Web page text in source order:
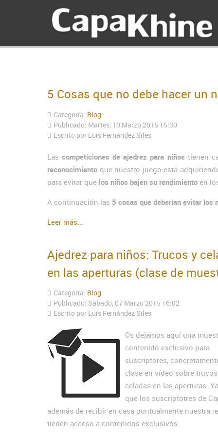
5 Cosas que no debe hacer un
Categoría: Blog
Publicado: Martes, 10 Marzo 2015 15:30
Escrito por Luís Fernández Siles
Lascompeticiones de ajedrez para niños tienen
reconocimiento que nuestro juego está
para evitar que los niños bajen su rendimiento en
A continuación las 5 cosas que deberían evitar los
Leer más...
Ajedrez para niños: Trucos y
en las aperturas (clase de
Categoría: Blog
Publicado: Sábado, 07 Marzo 2015 16:02
Escrito por Luís Fernández Siles
Os dejamos aquí una
contenido exclusivo para
suscriptores,
clase en vídeo sobre
celadas en las aperturas.
que los suscriptotres de
además de recibir en casa puntualmente nuestra
tienen acceso a contenidos exclusivos.